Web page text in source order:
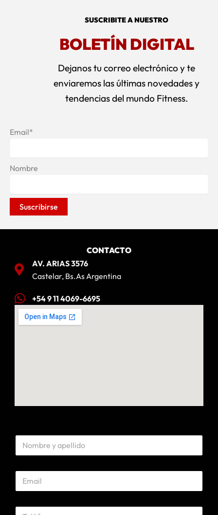
SUSCRIBITE A NUESTRO
BOLETÍN DIGITAL
Dejanos tu correo electrónico y te
enviaremos las últimas novedades y
tendencias del mundo Fitness.
Email*
Nombre
CONTACTO
AV. ARIAS 3576
Castelar, Bs.As Argentina
+54 9 11 4069-6695